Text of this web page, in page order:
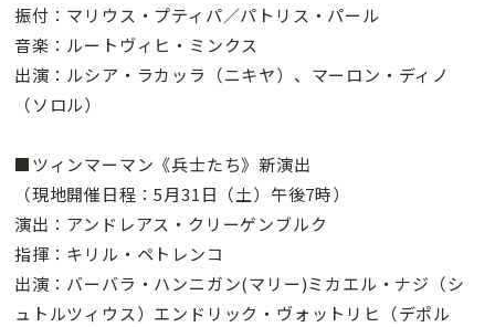
振付：マリウス・プティパ／パトリス・パール
音楽：ルートヴィヒ・ミンクス
出演：ルシア・ラカッラ（ニキヤ）、マーロン・ディノ
（ソロル）
■ツィンマーマン《兵士たち》新演出
（現地開催日程：5月31日（土）午後7時）
演出：アンドレアス・クリーゲンブルク
指揮：キリル・ペトレンコ
出演：バーバラ・ハンニガン(マリー)ミカエル・ナジ（シ
ュトルツィウス）エンドリック・ヴォットリヒ（デポル